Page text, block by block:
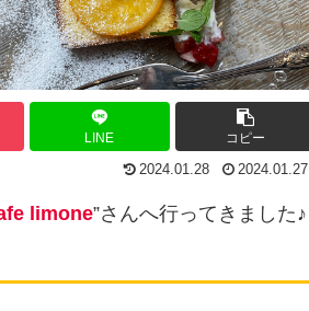
LINE コピー
2024.01.28 2024.01.27
limone”さんへ行ってきました♪